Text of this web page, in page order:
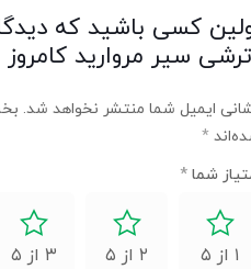
کسی باشید که
سیر مروارید کامروز 750 گرم”
ایمیل شما منتشر نخواهد شد.
*
شما *
۱ از ۵
۲ از ۵
۳ از ۵